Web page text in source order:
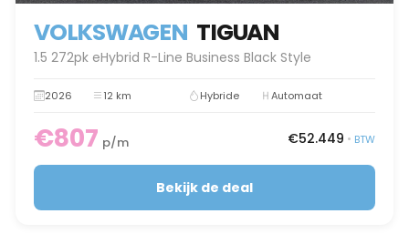
VOLKSWAGEN TIGUAN
1.5 272pk eHybrid R-Line Business Black Style
2026 12 km Hybride Automaat
€807 p/m €52.449 • BTW
Bekijk de deal